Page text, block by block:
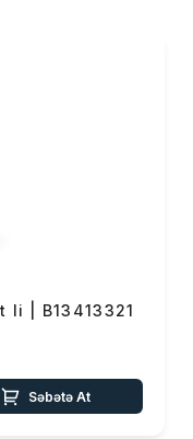
Ii | B13413321
Səbətə At